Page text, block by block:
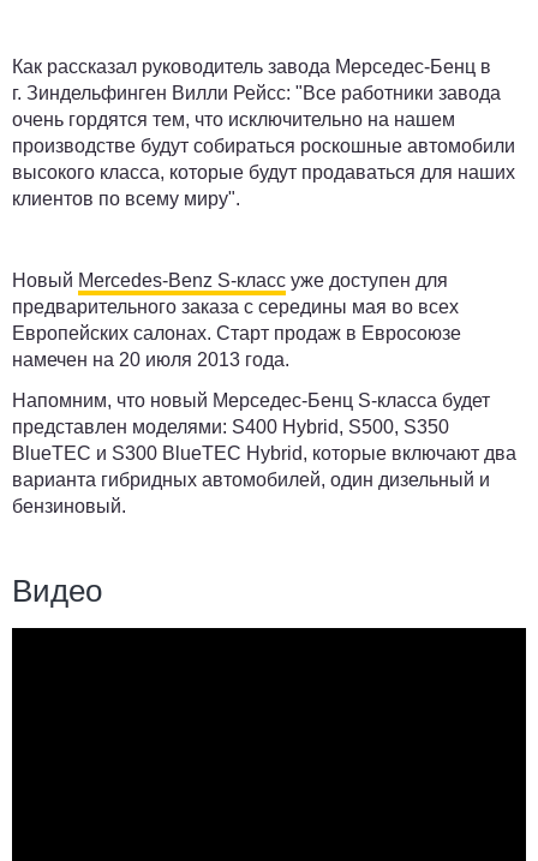
Как рассказал руководитель завода Мерседес-Бенц в
г. Зиндельфинген Вилли Рейсс: "Все работники завода
очень гордятся тем, что исключительно на нашем
производстве будут собираться роскошные автомобили
высокого класса, которые будут продаваться для наших
клиентов по всему миру".
Новый Mercedes-Benz S-класс уже доступен для
предварительного заказа с середины мая во всех
Европейских салонах. Старт продаж в Евросоюзе
намечен на 20 июля 2013 года.
Напомним, что новый Мерседес-Бенц S-класса будет
представлен моделями: S400 Hybrid, S500, S350
BlueTEC и S300 BlueTEC Hybrid, которые включают два
варианта гибридных автомобилей, один дизельный и
бензиновый.
Видео